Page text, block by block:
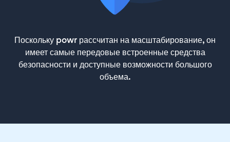
Поскольку powr рассчитан на масштабирование, он
имеет самые передовые встроенные средства
безопасности и доступные возможности большого
объема.